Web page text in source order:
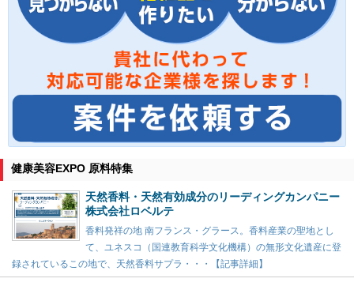
健康美容EXPO 原料特集
天然香料・天然有効成分のリーディングカンパニー
株式会社ロベルテ
香料発祥の地 南フランス・グラース。香料産業の聖地とし
て、ユネスコ（国連教育科学文化機構）の無形文化遺産に登
録されているこの地で、天然香料サプラ・・・【記事詳細】